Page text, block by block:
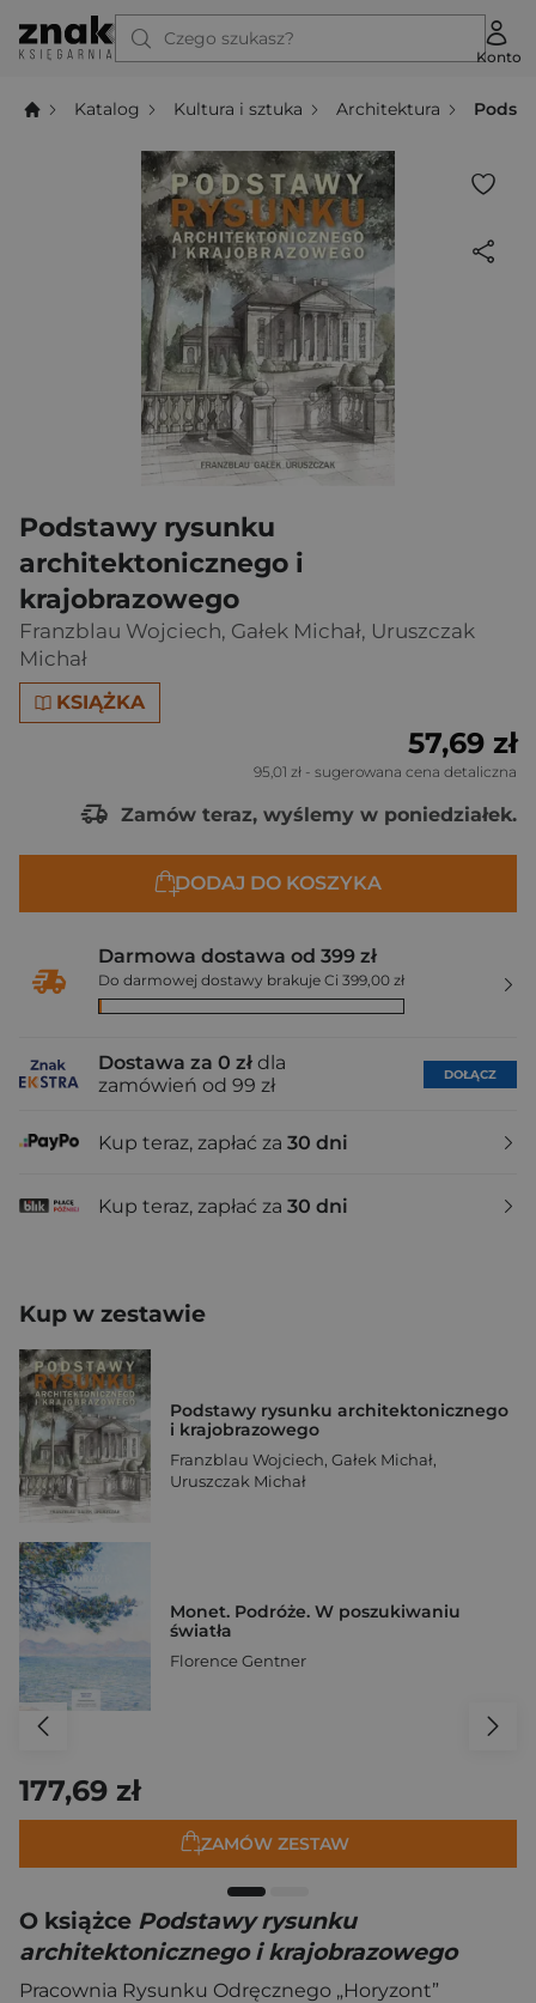
Czego szukasz?
Konto
Katalog Kultura i sztuka Architektura
Podstawy rysunku
architektonicznego i
krajobrazowego
Franzblau Wojciech, Gałek Michał, Uruszczak
Michał
KSIĄŻKA
57,69 zł
95,01 zł - sugerowana cena detaliczna
Zamów teraz, wyślemy w poniedziałek.
DODAJ DO KOSZYKA
Darmowa dostawa od 399 zł
Do darmowej dostawy brakuje Ci 399,00 zł
Dostawa za 0 zł dla
zamówień od 99 zł
DOŁĄCZ
Kup teraz, zapłać za 30 dni
Kup teraz, zapłać za 30 dni
Kup w zestawie
Podstawy rysunku architektonicznego
i krajobrazowego
Franzblau Wojciech, Gałek Michał,
Uruszczak Michał
Monet. Podróże. W poszukiwaniu
światła
Florence Gentner
177,69 zł
ZAMÓW ZESTAW
O książce Podstawy rysunku
architektonicznego i krajobrazowego
Pracownia Rysunku Odręcznego „Horyzont”